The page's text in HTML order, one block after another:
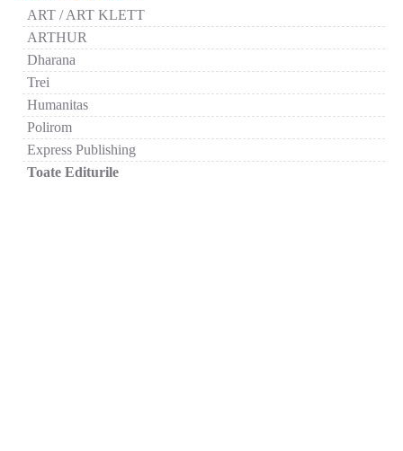
ART / ART KLETT
ARTHUR
Dharana
Trei
Humanitas
Polirom
Express Publishing
Toate Editurile